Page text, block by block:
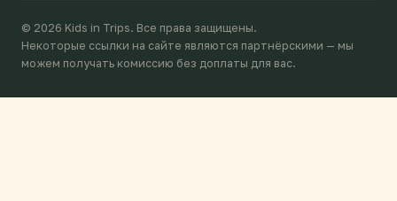
© 2026 Kids in Trips. Все права защищены.
Некоторые ссылки на сайте являются партнёрскими — мы
можем получать комиссию без доплаты для вас.